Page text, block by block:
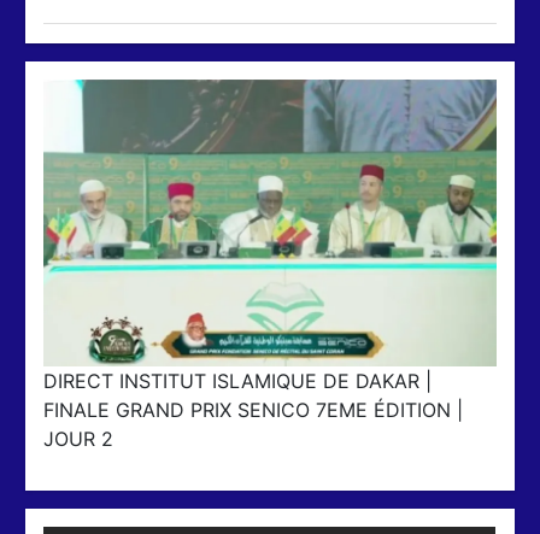
DIRECT INSTITUT ISLAMIQUE DE DAKAR |
FINALE GRAND PRIX SENICO 7EME ÉDITION |
JOUR 2